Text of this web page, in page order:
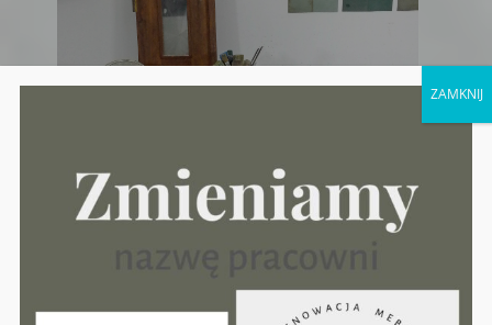
ZAMKNIJ